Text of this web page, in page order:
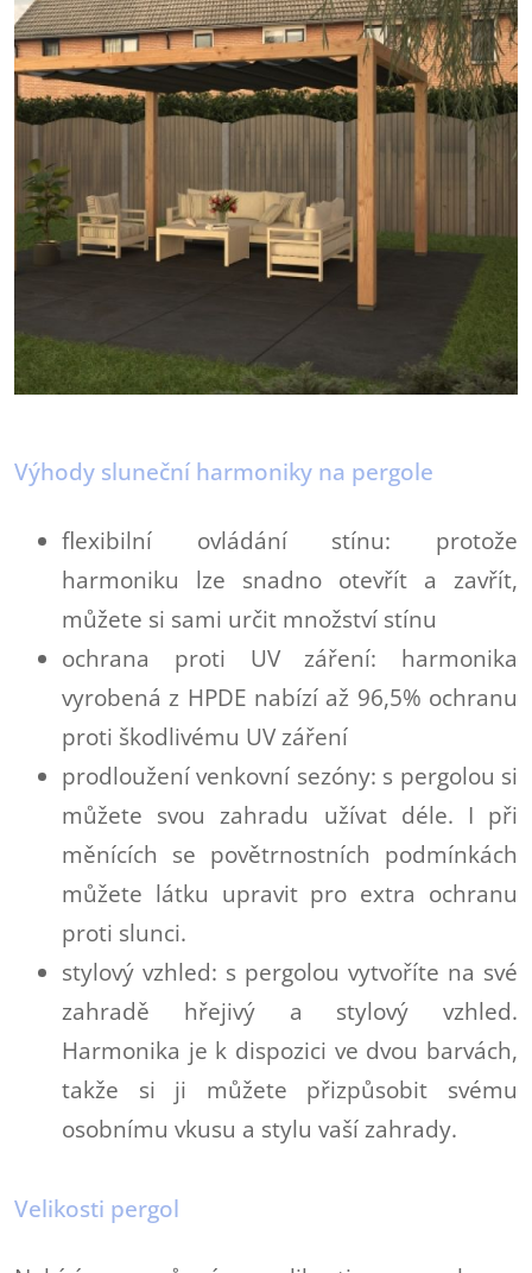
Výhody sluneční harmoniky na pergole
flexibilní ovládání stínu: protože
harmoniku lze snadno otevřít a zavřít,
můžete si sami určit množství stínu
ochrana proti UV záření: harmonika
vyrobená z HPDE nabízí až 96,5% ochranu
proti škodlivému UV záření
prodloužení venkovní sezóny: s pergolou si
můžete svou zahradu užívat déle. I při
měnících se povětrnostních podmínkách
můžete látku upravit pro extra ochranu
proti slunci.
stylový vzhled: s pergolou vytvoříte na své
zahradě hřejivý a stylový vzhled.
Harmonika je k dispozici ve dvou barvách,
takže si ji můžete přizpůsobit svému
osobnímu vkusu a stylu vaší zahrady.
Velikosti pergol